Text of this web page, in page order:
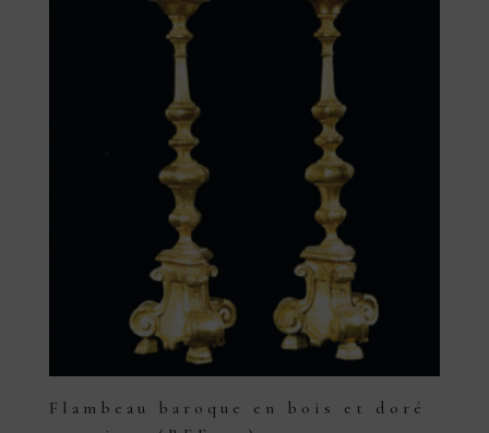
Flambeau baroque en bois et doré